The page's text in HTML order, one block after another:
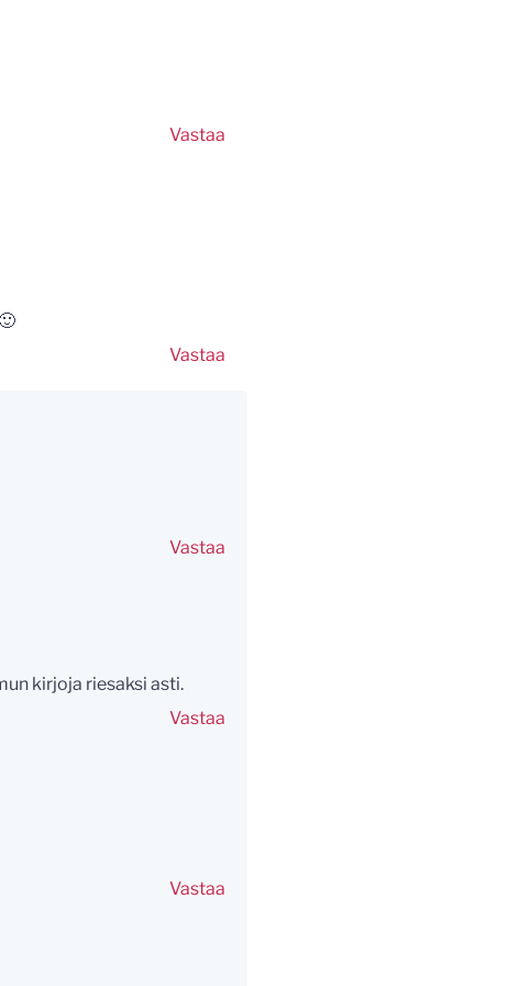
Vastaa
Vastaa
Vastaa
kirjoja riesaksi asti.
Vastaa
Vastaa